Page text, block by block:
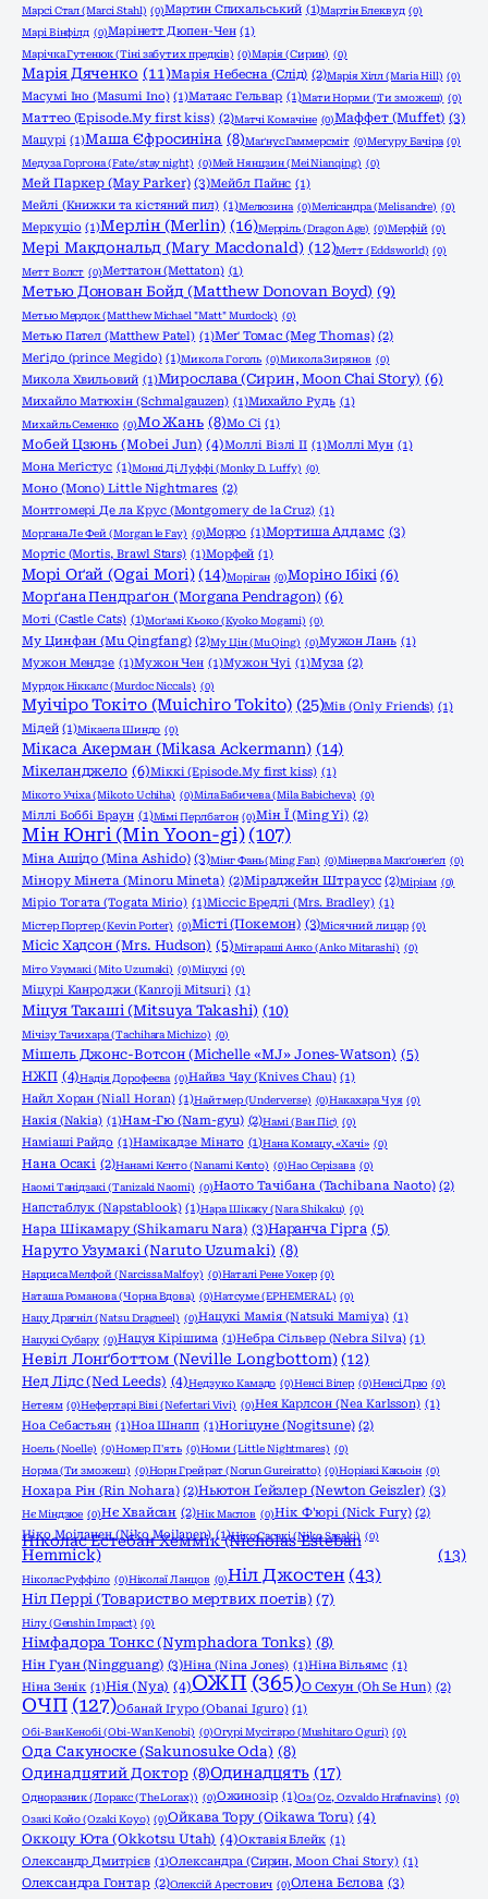
Марсі Стал (Marci Stahl) (0)Мартин Спихальський (1)Мартін Блеквуд (0)
Марі Вінфілд (0)Марінетт Дюпен-Чен (1)
Марічка Гутенюк (Тіні забутих предків) (0)Марія (Сирин) (0)
Марія Дяченко (11)Марія Небесна (Слід) (2)Марія Хілл (Maria Hill) (0)
Масумі Іно (Masumi Ino) (1)Матаяс Гельвар (1)Мати Норми (Ти зможеш) (0)
Маттео (Episode.My first kiss) (2)Матчі Комачіне (0)Маффет (Muffet) (3)
Мацурі (1)Маша Єфросиніна (8)Маґнус Гаммерсміт (0)Мегуру Бачіра (0)
Медуза Горгона (Fate/stay night) (0)Мей Нянцзин (Mei Nianqing) (0)
Мей Паркер (May Parker) (3)Мейбл Пайнс (1)
Мейлі (Книжки та кістяний пил) (1)Мелюзина (0)Мелісандра (Melisandre) (0)
Меркуціо (1)Мерлін (Merlin) (16)Мерріль (Dragon Age) (0)Мерфій (0)
Мері Макдональд (Mary Macdonald) (12)Метт (Eddsworld) (0)
Метт Волст (0)Меттатон (Mettaton) (1)
Метью Донован Бойд (Matthew Donovan Boyd) (9)
Метью Мердок (Matthew Michael "Matt" Murdock) (0)
Метью Пател (Matthew Patel) (1)Меґ Томас (Meg Thomas) (2)
Меґідо (prince Megido) (1)Микола Гоголь (0)Микола Зирянов (0)
Микола Хвильовий (1)Мирослава (Сирин, Moon Chai Story) (6)
Михайло Матюхін (Schmalgauzen) (1)Михайло Рудь (1)
Михайль Семенко (0)Мо Жань (8)Мо Сі (1)
Мобей Цзюнь (Mobei Jun) (4)Моллі Візлі ІІ (1)Моллі Мун (1)
Мона Меґістус (1)Монкі Ді Луффі (Monky D. Luffy) (0)
Моно (Mono) Little Nightmares (2)
Монтгомері Де ла Крус (Montgomery de la Cruz) (1)
Моргана Ле Фей (Morgan le Fay) (0)Морро (1)Мортиша Аддамс (3)
Мортіс (Mortis, Brawl Stars) (1)Морфей (1)
Морі Оґай (Ogai Mori) (14)Моріган (0)Моріно Ібікі (6)
Морґана Пендраґон (Morgana Pendragon) (6)
Моті (Castle Cats) (1)Моґамі Кьоко (Kyoko Mogami) (0)
Му Цинфан (Mu Qingfang) (2)Му Цін (Mu Qing) (0)Мужон Лань (1)
Мужон Мендзе (1)Мужон Чен (1)Мужон Чуі (1)Муза (2)
Мурдок Ніккалс (Murdoc Niccals) (0)
Муічіро Токіто (Muichiro Tokito) (25)Мів (Only Friends) (1)
Мідей (1)Мікаела Шиндо (0)
Мікаса Акерман (Mikasa Ackermann) (14)
Мікеланджело (6)Міккі (Episode.My first kiss) (1)
Мікото Учіха (Mikoto Uchiha) (0)Міла Бабичева (Mila Babicheva) (0)
Міллі Боббі Браун (1)Мімі Перлбатон (0)Мін Ї (Ming Yi) (2)
Мін Юнгі (Min Yoon-gi) (107)
Міна Ашідо (Mina Ashido) (3)Мінг Фань (Ming Fan) (0)Мінерва Макґонеґел (0)
Мінору Мінета (Minoru Mineta) (2)Міраджейн Штраусс (2)Міріам (0)
Міріо Тогата (Togata Mirio) (1)Міссіс Бредлі (Mrs. Bradley) (1)
Містер Портер (Kevin Porter) (0)Місті (Покемон) (3)Місячний лицар (0)
Місіс Хадсон (Mrs. Hudson) (5)Мітараші Анко (Anko Mitarashi) (0)
Міто Узумакі (Mito Uzumaki) (0)Міцукі (0)
Міцурі Канроджи (Kanroji Mitsuri) (1)
Міцуя Такаші (Mitsuya Takashi) (10)
Мічізу Тачихара (Tachihara Michizo) (0)
Мішель Джонс-Вотсон (Michelle «MJ» Jones-Watson) (5)
НЖП (4)Надія Дорофеєва (0)Найвз Чау (Knives Chau) (1)
Найл Хоран (Niall Horan) (1)Найтмер (Underverse) (0)Накахара Чуя (0)
Накія (Nakia) (1)Нам-Гю (Nam-gyu) (2)Намі (Ван Піс) (0)
Наміаші Райдо (1)Намікадзе Мінато (1)Нана Комацу, «Хачі» (0)
Нана Осакі (2)Нанамі Кєнто (Nanami Kento) (0)Нао Серізава (0)
Наомі Танідзакі (Tanizaki Naomi) (0)Наото Тачібана (Tachibana Naoto) (2)
Напстаблук (Napstablook) (1)Нара Шікаку (Nara Shikaku) (0)
Нара Шікамару (Shikamaru Nara) (3)Наранча Гірга (5)
Наруто Узумакі (Naruto Uzumaki) (8)
Нарциса Мелфой (Narcissa Malfoy) (0)Наталі Рене Уокер (0)
Наташа Романова (Чорна Вдова) (0)Натсуме (EPHEMERAL) (0)
Нацу Драгніл (Natsu Dragneel) (0)Нацукі Мамія (Natsuki Mamiya) (1)
Нацукі Субару (0)Нацуя Кірішима (1)Небра Сільвер (Nebra Silva) (1)
Невіл Лонґботтом (Neville Longbottom) (12)
Нед Лідс (Ned Leeds) (4)Недзуко Камадо (0)Ненсі Вілер (0)Ненсі Дрю (0)
Нетеям (0)Нефертарі Віві (Nefertari Vivi) (0)Нея Карлсон (Nea Karlsson) (1)
Ноа Себастьян (1)Ноа Шнапп (1)Ногіцуне (Nogitsune) (2)
Ноель (Noelle) (0)Номер П'ять (0)Номи (Little Nightmares) (0)
Норма (Ти зможеш) (0)Норн Грейрат (Norun Gureiratto) (0)Норіакі Какьоін (0)
Нохара Рін (Rin Nohara) (2)Ньютон Ґейзлер (Newton Geiszler) (3)
Нє Міндзюе (0)Нє Хвайсан (2)Нік Маслов (0)Нік Ф'юрі (Nick Fury) (2)
Ніко Моіланен (Niko Moilanen) (1)Ніко Сасакі (Niko Sasaki) (0)
Ніколас Естебан Хеммік (Nicholas Esteban
Hemmick)
(13)
Ніколас Руффіло (0)Ніколаї Ланцов (0)Ніл Джостен (43)
Ніл Перрі (Товариство мертвих поетів) (7)
Нілу (Genshin Impact) (0)
Німфадора Тонкс (Nymphadora Tonks) (8)
Нін Гуан (Ningguang) (3)Ніна (Nina Jones) (1)Ніна Вільямс (1)
Ніна Зенік (1)Нія (Nya) (4)ОЖП (365)О Сехун (Oh Se Hun) (2)
ОЧП (127)Обанай Ігуро (Obanai Iguro) (1)
Обі-Ван Кенобі (Obi-Wan Kenobi) (0)Огурі Мусітаро (Mushitaro Oguri) (0)
Ода Сакуноске (Sakunosuke Oda) (8)
Одинадцятий Доктор (8)Одинадцять (17)
Одноразник (Лоракс (The Lorax)) (0)Ожинозір (1)Оз (Oz, Ozvaldo Hrafnavins) (0)
Озакі Койо (Ozaki Koyo) (0)Ойкава Тору (Oikawa Toru) (4)
Оккоцу Юта (Okkotsu Utah) (4)Октавія Блейк (1)
Олександр Дмитрієв (1)Олександра (Сирин, Moon Chai Story) (1)
Олександра Гонтар (2)Олексій Арестович (0)Олена Бєлова (3)